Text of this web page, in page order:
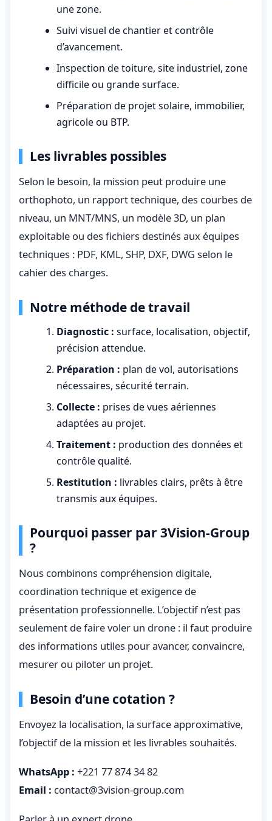
une zone.
Suivi visuel de chantier et contrôle
d’avancement.
Inspection de toiture, site industriel, zone
difficile ou grande surface.
Préparation de projet solaire, immobilier,
agricole ou BTP.
Les livrables possibles
Selon le besoin, la mission peut produire une
orthophoto, un rapport technique, des courbes de
niveau, un MNT/MNS, un modèle 3D, un plan
exploitable ou des fichiers destinés aux équipes
techniques : PDF, KML, SHP, DXF, DWG selon le
cahier des charges.
Notre méthode de travail
Diagnostic : surface, localisation, objectif,
précision attendue.
Préparation : plan de vol, autorisations
nécessaires, sécurité terrain.
Collecte : prises de vues aériennes
adaptées au projet.
Traitement : production des données et
contrôle qualité.
Restitution : livrables clairs, prêts à être
transmis aux équipes.
Pourquoi passer par 3Vision-Group
?
Nous combinons compréhension digitale,
coordination technique et exigence de
présentation professionnelle. L’objectif n’est pas
seulement de faire voler un drone : il faut produire
des informations utiles pour avancer, convaincre,
mesurer ou piloter un projet.
Besoin d’une cotation ?
Envoyez la localisation, la surface approximative,
l’objectif de la mission et les livrables souhaités.
WhatsApp : +221 77 874 34 82
Email : contact@3vision-group.com